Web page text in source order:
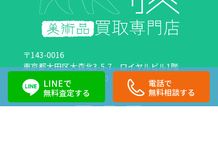
LINEで
無料査定する
電話で
無料相談する
〒143-0016
東京都大田区大森北3-5-7 ロイヤルビル1階
営業時間：10:00～18:00 定休日：日曜日・祝日
0120-89-0007 03-6423-1033